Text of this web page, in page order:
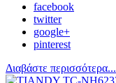
facebook
twitter
google+
pinterest
Διαβάστε περισσότερα...